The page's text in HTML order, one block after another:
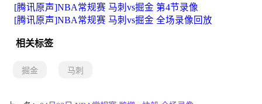
[腾讯原声]NBA常规赛 马刺vs掘金 第4节录像
[腾讯原声]NBA常规赛 马刺vs掘金 全场录像回放
相关标签
掘金 马刺